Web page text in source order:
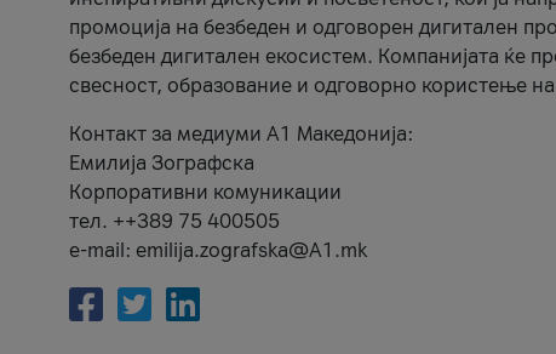
промоција на безбеден и одговорен дигитален
безбеден дигитален екосистем. Компанијата ќе
свесност, образование и одговорно користење
Контакт за медиуми А1 Македонија:
Емилија Зографска
Корпоративни комуникации
тел. ++389 75 400505
e-mail: emilija.zografska@A1.mk